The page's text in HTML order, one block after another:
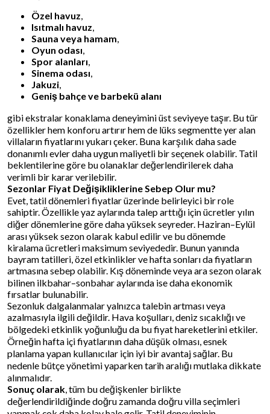
Özel havuz,
Isıtmalı havuz,
Sauna veya hamam,
Oyun odası,
Spor alanları,
Sinema odası,
Jakuzi,
Geniş bahçe ve barbekü alanı
gibi ekstralar konaklama deneyimini üst seviyeye taşır. Bu tür
özellikler hem konforu artırır hem de lüks segmentte yer alan
villaların fiyatlarını yukarı çeker. Buna karşılık daha sade
donanımlı evler daha uygun maliyetli bir seçenek olabilir. Tatil
beklentilerine göre bu olanaklar değerlendirilerek daha
verimli bir karar verilebilir.
Sezonlar Fiyat Değişikliklerine Sebep Olur mu?
Evet, tatil dönemleri fiyatlar üzerinde belirleyici bir role
sahiptir. Özellikle yaz aylarında talep arttığı için ücretler yılın
diğer dönemlerine göre daha yüksek seyreder. Haziran–Eylül
arası yüksek sezon olarak kabul edilir ve bu dönemde
kiralama ücretleri maksimum seviyededir. Bunun yanında
bayram tatilleri, özel etkinlikler ve hafta sonları da fiyatların
artmasına sebep olabilir. Kış döneminde veya ara sezon olarak
bilinen ilkbahar–sonbahar aylarında ise daha ekonomik
fırsatlar bulunabilir.
Sezonluk dalgalanmalar yalnızca talebin artması veya
azalmasıyla ilgili değildir. Hava koşulları, deniz sıcaklığı ve
bölgedeki etkinlik yoğunluğu da bu fiyat hareketlerini etkiler.
Örneğin hafta içi fiyatlarının daha düşük olması, esnek
planlama yapan kullanıcılar için iyi bir avantaj sağlar. Bu
nedenle bütçe yönetimi yaparken tarih aralığı mutlaka dikkate
alınmalıdır.
Sonuç olarak, tüm bu değişkenler birlikte
değerlendirildiğinde doğru zamanda doğru villa seçimleri